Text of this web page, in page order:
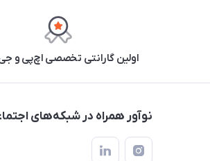
اولین گارانتی تخصصی اچ‌پی و
نوآور همراه در شبکه‌های